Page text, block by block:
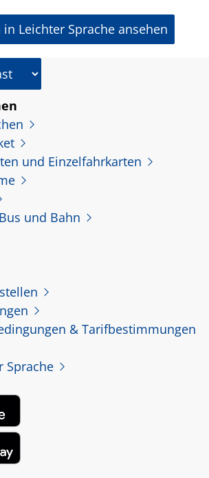
Leichter Sprache ansehen
nutzen Sie dieses Angebot?
und Einzelfahrkarten
und Bahn
& Tarifbestimmungen
Sprache